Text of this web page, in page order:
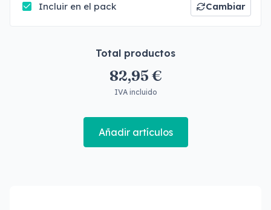
Incluir en el pack Cambiar
Total productos
82,95 €
IVA incluido
Añadir artículos